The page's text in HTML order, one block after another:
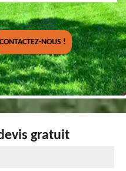
CONTACTEZ-NOUS !
gratuit